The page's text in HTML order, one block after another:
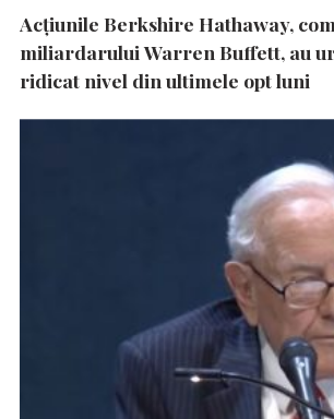
Acțiunile Berkshire Hathaway,
miliardarului Warren Buffett, au
ridicat nivel din ultimele opt luni